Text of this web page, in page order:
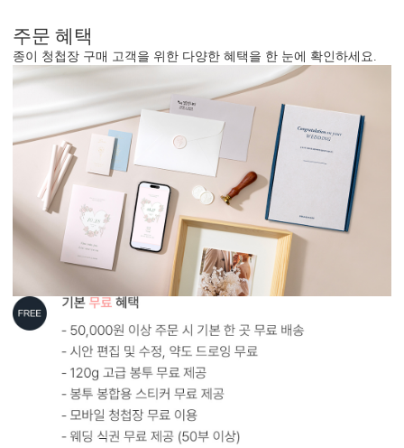
형태 및 구성
카드 173x115(mm) / 가로3단 / 봉투120x180(mm)
주문 혜택
종이 청첩장 구매 고객을 위한 다양한 혜택을 한 눈에 확인하세요.